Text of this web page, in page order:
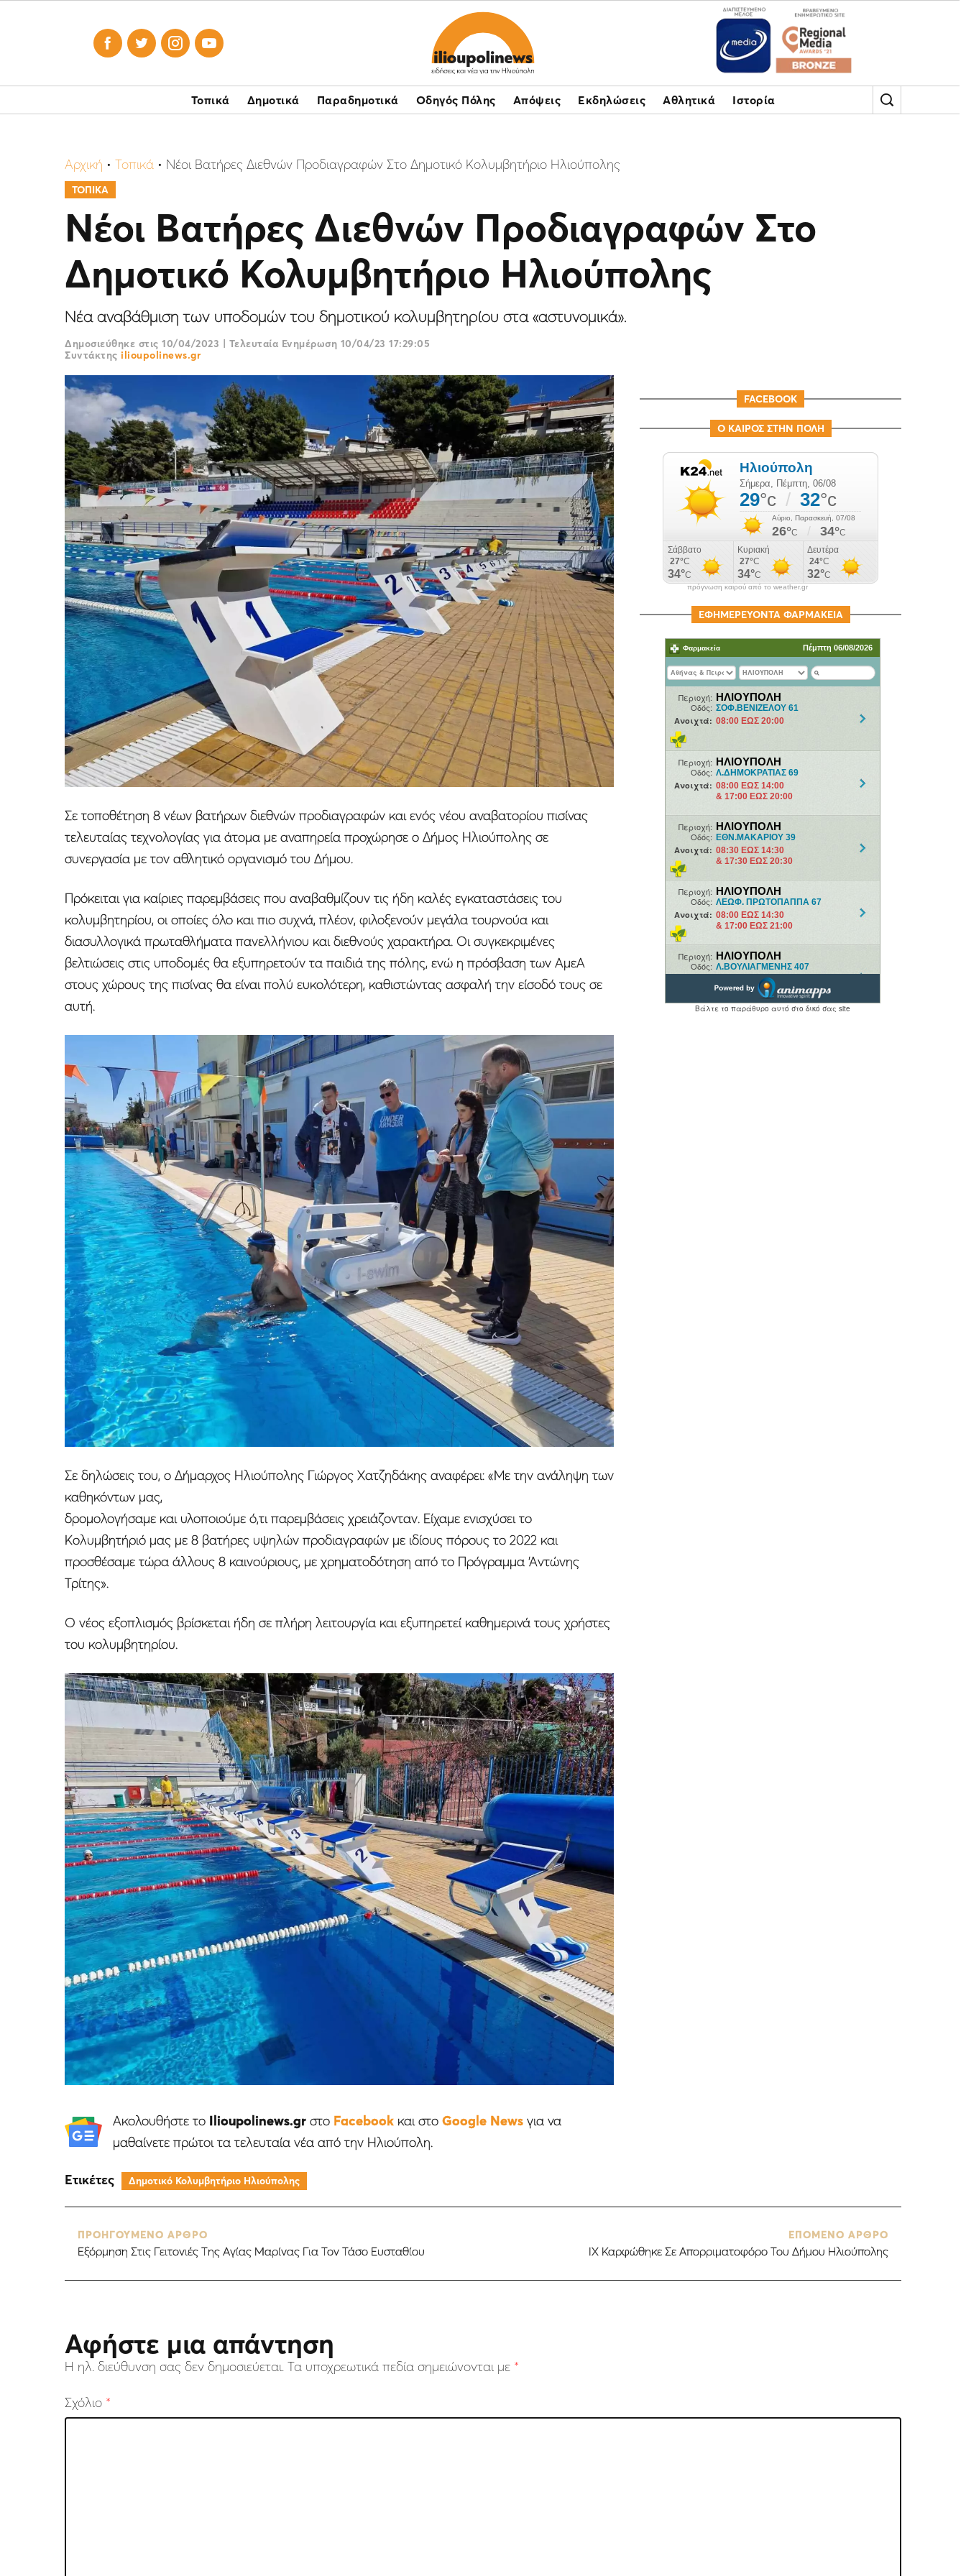
   
Τοπικά Δημοτικά Παραδημοτικά Οδηγός Πόλης Απόψεις Εκδηλώσεις Αθλητικά Ιστορία
Αρχική • Τοπικά • Νέοι Βατήρες Διεθνών Προδιαγραφών Στο Δημοτικό Κολυμβητήριο Ηλιούπολης
ΤΟΠΙΚΑ
Νέοι Βατήρες Διεθνών Προδιαγραφών Στο
Δημοτικό Κολυμβητήριο Ηλιούπολης
Νέα αναβάθμιση των υποδομών του δημοτικού κολυμβητηρίου στα «αστυνομικά».
Δημοσιεύθηκε στις 10/04/2023 | Τελευταία Ενημέρωση 10/04/23 17:29:05
Συντάκτης ilioupolinews.gr
Σε τοποθέτηση 8 νέων βατήρων διεθνών προδιαγραφών και ενός νέου αναβατορίου πισίνας
τελευταίας τεχνολογίας για άτομα με αναπηρεία προχώρησε ο Δήμος Ηλιούπολης σε
συνεργασία με τον αθλητικό οργανισμό του Δήμου.
Πρόκειται για καίριες παρεμβάσεις που αναβαθμίζουν τις ήδη καλές εγκαταστάσεις του
κολυμβητηρίου, οι οποίες όλο και πιο συχνά, πλέον, φιλοξενούν μεγάλα τουρνούα και
διασυλλογικά πρωταθλήματα πανελλήνιου και διεθνούς χαρακτήρα. Οι συγκεκριμένες
βελτιώσεις στις υποδομές θα εξυπηρετούν τα παιδιά της πόλης, ενώ η πρόσβαση των ΑμεΑ
στους χώρους της πισίνας θα είναι πολύ ευκολότερη, καθιστώντας ασφαλή την είσοδό τους σε
αυτή.
Σε δηλώσεις του, ο Δήμαρχος Ηλιούπολης Γιώργος Χατζηδάκης αναφέρει: «Με την ανάληψη των
καθηκόντων μας,
δρομολογήσαμε και υλοποιούμε ό,τι παρεμβάσεις χρειάζονταν. Είχαμε ενισχύσει το
Κολυμβητήριό μας με 8 βατήρες υψηλών προδιαγραφών με ιδίους πόρους το 2022 και
προσθέσαμε τώρα άλλους 8 καινούριους, με χρηματοδότηση από το Πρόγραμμα ‘Αντώνης
Τρίτης».
Ο νέος εξοπλισμός βρίσκεται ήδη σε πλήρη λειτουργία και εξυπηρετεί καθημερινά τους χρήστες
του κολυμβητηρίου.
Ακολουθήστε το Ilioupolinews.grστο Facebookκαι στο Google Newsγια να
μαθαίνετε πρώτοι τα τελευταία νέα από την Ηλιούπολη.
FACEBOOK
Ο ΚΑΙΡΟΣ ΣΤΗΝ ΠΟΛΗ
πρόγνωση καιρού από το weather.gr
ΕΦΗΜΕΡΕΥΟΝΤΑ ΦΑΡΜΑΚΕΙΑ
Ετικέτες Δημοτικό Κολυμβητήριο Ηλιούπολης
ΠΡΟΗΓΟΥΜΕΝΟ ΑΡΘΡΟ
Εξόρμηση Στις Γειτονιές Της Αγίας Μαρίνας Για Τον Τάσο Ευσταθίου
ΕΠΟΜΕΝΟ ΑΡΘΡΟ
ΙΧ Καρφώθηκε Σε Απορριματοφόρο Του Δήμου Ηλιούπολης
Αφήστε μια απάντηση
Η ηλ. διεύθυνση σας δεν δημοσιεύεται. Τα υποχρεωτικά πεδία σημειώνονται με *
Σχόλιο *